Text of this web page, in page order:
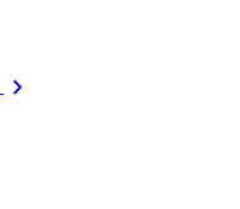
chevron_right